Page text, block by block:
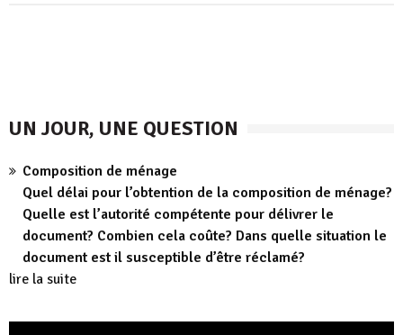
UN JOUR, UNE QUESTION
Composition de ménage
Quel délai pour l’obtention de la composition de ménage?
Quelle est l’autorité compétente pour délivrer le
document? Combien cela coûte? Dans quelle situation le
document est il susceptible d’être réclamé?
lire la suite